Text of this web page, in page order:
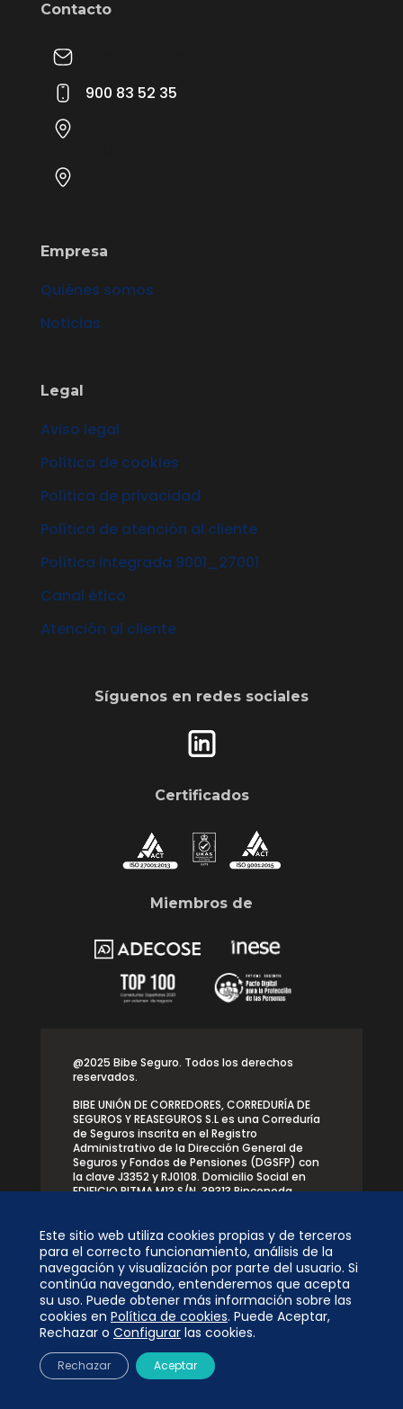
Contacto
900 83 52 35
Empresa
Quiénes somos
Noticias
Legal
Aviso legal
Política de cookies
Política de privacidad
Política de atención al cliente
Política integrada 9001_27001
Canal ético
Atención al cliente
Síguenos en redes sociales
Certificados
Miembros de
@2025 Bibe Seguro. Todos los derechos
reservados.
BIBE UNIÓN DE CORREDORES, CORREDURÍA DE
SEGUROS Y REASEGUROS S.L es una Correduría
de Seguros inscrita en el Registro
Administrativo de la Dirección General de
Seguros y Fondos de Pensiones (DGSFP) con
la clave J3352 y RJ0108. Domicilio Social en
EDIFICIO PITMA M13 S/N, 39313 Rinconeda,
Desarrollado por
Este sitio web utiliza cookies propias y de terceros
para el correcto funcionamiento, análisis de la
navegación y visualización por parte del usuario. Si
continúa navegando, entenderemos que acepta
su uso. Puede obtener más información sobre las
cookies en Política de cookies. Puede Aceptar,
Rechazar o Configurar las cookies.
Aceptar
Rechazar